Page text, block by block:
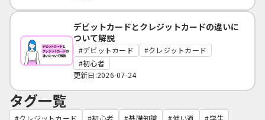
デビットカードとクレジットカードの違いに
ついて解説
デビットカード
クレジットカード
初心者
更新日:2026-07-24
タグ一覧
クレジットカード 初心者 基礎知識 使い道
学生